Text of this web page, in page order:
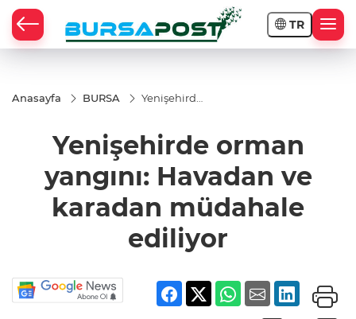
TR
Anasayfa BURSA
Yenişehirde
Havadan
ve karadan
ediliyor
Yenişehirde orman
yangını: Havadan ve
karadan müdahale
ediliyor